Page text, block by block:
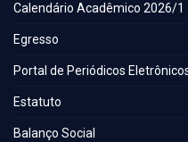
Calendário Acadêmico 2026/1
Egresso
Portal de Periódicos
Estatuto
Balanço Social